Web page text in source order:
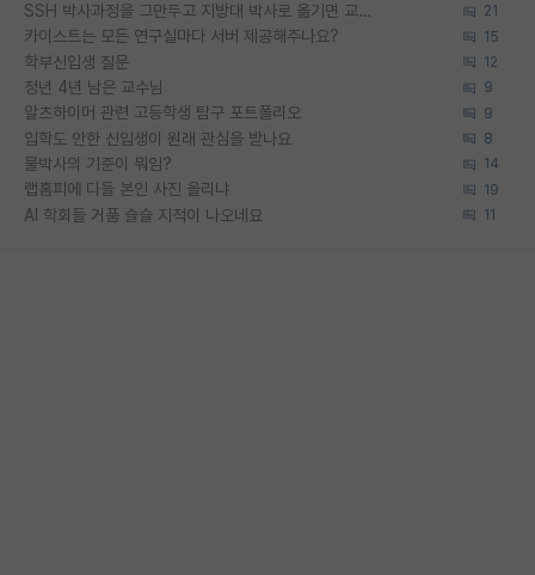
SSH 박사과정을 그만두고 지방대 박사로 옮기면 교수의 꿈은 끝일까요? 21
카이스트는 모든 연구실마다 서버 제공해주나요? 15
학부신입생 질문 12
정년 4년 남은 교수님 9
알츠하이머 관련 고등학생 탐구 포트폴리오 9
입학도 안한 신입생이 원래 관심을 받나요 8
물박사의 기준이 뭐임? 14
랩홈피에 다들 본인 사진 올리냐 19
AI 학회들 거품 슬슬 지적이 나오네요 11